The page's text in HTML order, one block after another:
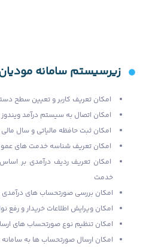
زیرسیستم سامانه
امکان تعریف کاربر و تعیین سطح
امکان اتصال به سیستم درآمد
امکان ثبت حافظه مالیاتی و سال مالی
امکان تعریف شناسه خدمت های
امکان تعریف ردیف درآمدی بر
خدمت
امکان بررسی صورتحساب های درآمدی
امکان ویرایش اطلاعات خریدار و رفع
امکان تنظیم نوع صورتحساب های
امکان ارسال صورتحساب ها به سامانه